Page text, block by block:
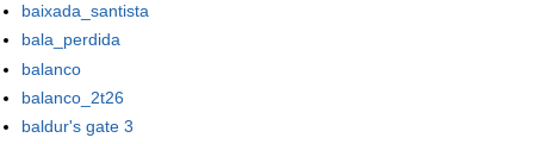
baixada_santista
bala_perdida
balanco
balanco_2t26
baldur's gate 3